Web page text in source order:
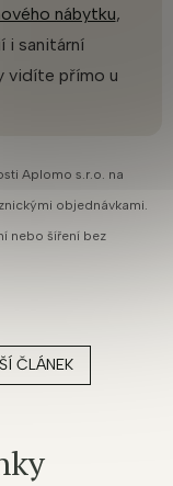
nábytku,
i sanitární
vidíte přímo u
Aplomo s.r.o. na
objednávkami.
nebo šíření bez
ČLÁNEK